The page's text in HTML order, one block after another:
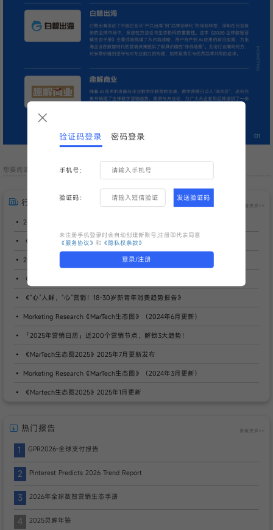
想要阅读完整版报告内容，请点击下载。
行业数据 查看更多>>
2024-2025品牌全球化白皮书：品牌力与本土化共振
《2024年中国“好品牌”实践白皮书》
2024 Marketing Technology Landscape 营销技术全景图
《2023-2024 品牌全球化白皮书：深度全球化》
《“心”人群，“心”营销！18-30岁新青年消费趋势报告》
Morketing Research《MarTech生态图》（2024年6月更新）
「2025年营销日历」近200个营销节点，解锁3大趋势！
《MarTech生态图2025》2025年7月更新发布
Morketing Research《MarTech生态图》（2024年3月更新）
《Martech生态图2025》2025年1月更新
热门报告 查看更多>>
1 GPR2026-全球支付报告
2 Pinterest Predicts 2026 Trend Report
3 2026年全球数智营销生态手册
4 2025灵眸年鉴
验证码登录 密码登录
手机号：
验证码： 发送验证码
未注册手机登录时会自动创建新账号,注册即代表同意
《服务协议》和 《隐私权条款》
登录/注册